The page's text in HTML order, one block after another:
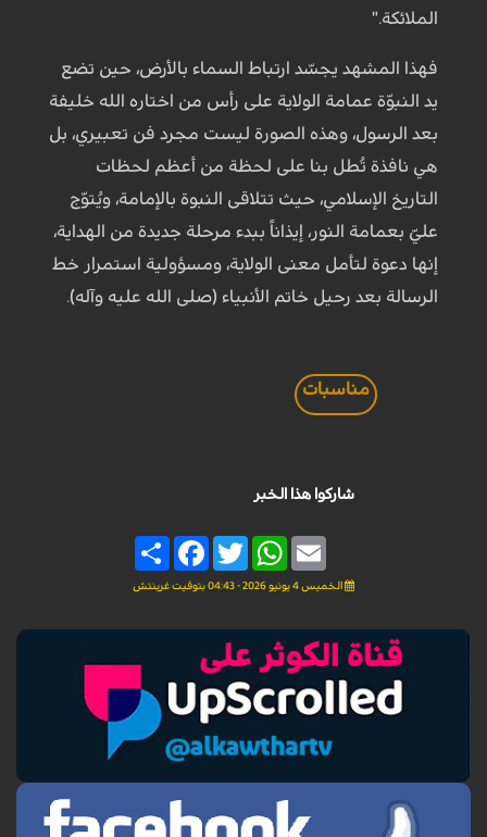
الملائكة."
فهذا المشهد يجسّد ارتباط السماء بالأرض، حين تضع
يد النبوّة عمامة الولاية على رأس من اختاره الله خليفة
بعد الرسول، وهذه الصورة ليست مجرد فن تعبيري، بل
هي نافذة تُطل بنا على لحظة من أعظم لحظات
التاريخ الإسلامي، حيث تتلاقى النبوة بالإمامة، ويُتوّج
عليّ بعمامة النور، إيذاناً ببدء مرحلة جديدة من الهداية،
إنها دعوة لتأمل معنى الولاية، ومسؤولية استمرار خط
الرسالة بعد رحيل خاتم الأنبياء (صلى الله عليه وآله).
مناسبات
شاركوا هذا الخبر
Share
FacebookTwitter
WhatsAppEmail
الخميس 4 يونيو 2026 - 04:43 بتوقيت غرينتش